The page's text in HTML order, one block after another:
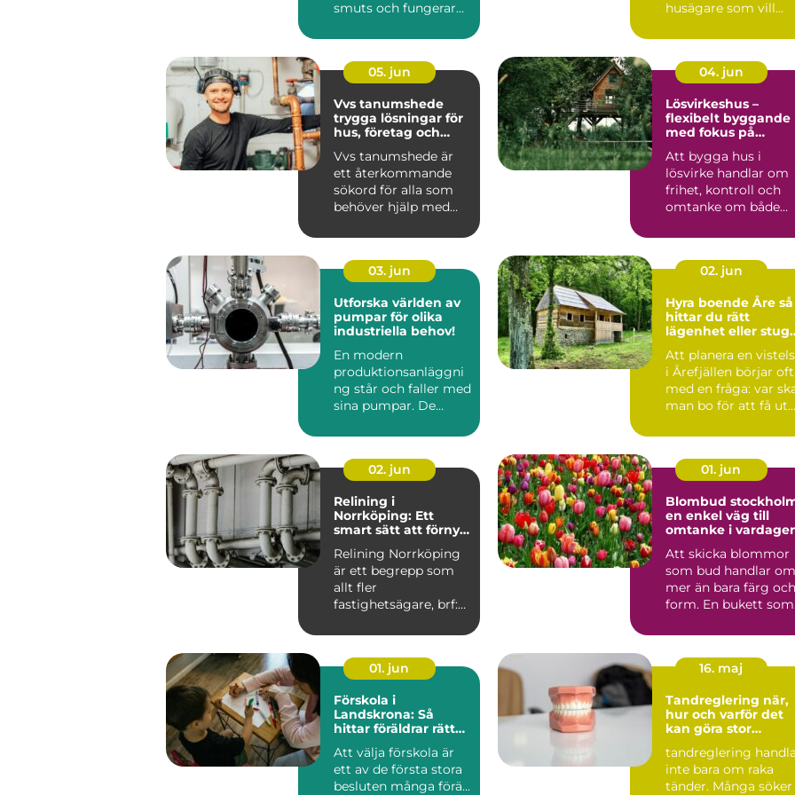
smuts och fungerar
Sup...
husägare som vill
mot fukt, mö...
05. jun
Vvs tanumshede
trygga lösningar för
hus, företag och
Vvs tanumshede är
ett återkommande
sökord för alla som
behöver hjälp med
sanitet i...
04. jun
Lösvirkeshus –
flexibelt byggande
med fokus på
Att bygga hus i
lösvirke handlar om
frihet, kontroll och
omtanke om både
03. jun
Utforska världen av
pumpar för olika
industriella behov!
En modern
produktionsanläggni
ng står och faller med
sina pumpar. De
02. jun
Hyra boende Åre så
hittar du rätt
lägenhet eller
Att planera en
i Årefjällen börjar
med en fråga: var
man bo för att få ut
02. jun
Relining i
Norrköping: Ett
smart sätt att förnya
Relining Norrköping
är ett begrepp som
allt fler
fastighetsägare, brf:er
01. jun
Blombud
en enkel väg till
omtanke i
Att skicka blommor
som bud handlar om
mer än bara färg och
form. En bukett som
dör...
01. jun
Förskola i
Landskrona: Så
hittar föräldrar rätt
Att välja förskola är
ett av de första stora
besluten många förä...
16. maj
Tandreglering när,
hur och varför det
kan göra stor
tandreglering
inte bara om raka
tänder. Många söker